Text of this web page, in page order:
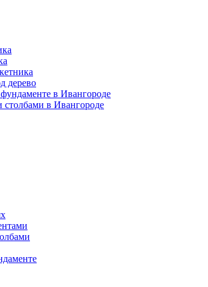
дерево
в Ивангороде
в Ивангороде